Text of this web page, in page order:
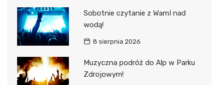
Sobotnie czytanie z WamI nad
wodą!
8 sierpnia 2026
Muzyczna podróż do Alp w Parku
Zdrojowym!